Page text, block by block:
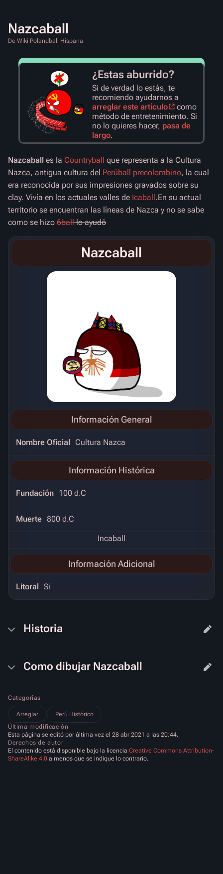
Nazcaball
De Wiki Polandball Hispana
¿Estas aburrido?
Si de verdad lo estás, te
recomiendo ayudarnos a
arreglar este artículo
como
método de entretenimiento. Si
no lo quieres hacer, pasa de
largo.
Nazcaball es la Countryball que representa a la Cultura
Nazca, antigua cultura del Perúball precolombino, la cual
era reconocida por sus impresiones gravados sobre su
clay. Vivía en los actuales valles de Icaball.En su actual
territorio se encuentran las líneas de Nazca y no se sabe
como se hizo 6balllo ayudó
Nazcaball
Información General
Nombre Oficial Cultura Nazca
Información Histórica
Fundación 100 d.C
Muerte 800 d.C
Incaball
Información Adicional
Litoral Si
Historia
Como dibujar Nazcaball
Categorías
Arreglar
Perú Histórico
Última modificación
Esta página se editó por última vez el 28 abr 2021 a las 20:44.
Derechos de autor
El contenido está disponible bajo la licencia Creative Commons Attribution-
ShareAlike 4.0 a menos que se indique lo contrario.